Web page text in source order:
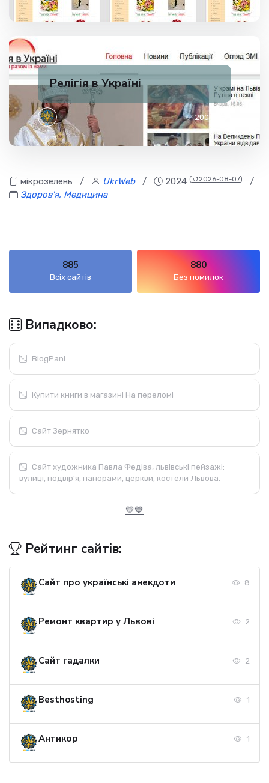
Релігія в Україні
✅ 200
мікрозелень / UkrWeb/ 2024 ( ⮍2026-08-07)
/
Здоров'я, Медицина
885
Всіх сайтів
880
Без помилок
Випадково:
BlogPani
Купити книги в магазині На переломі
Сайт Зернятко
Сайт художника Павла Федіва, львівські пейзажі:
вулиці, подвір'я, панорами, церкви, костели Львова.
💛💙
Рейтинг сайтів:
Сайт про українські анекдоти 8
Ремонт квартир у Львові 2
Сайт гадалки 2
Besthosting 1
Антикор 1